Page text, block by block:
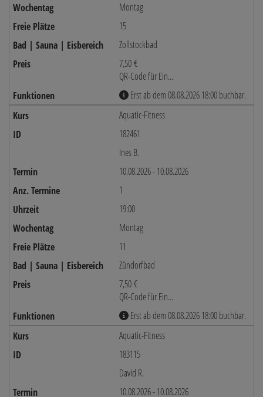
Montag
15
Zollstockbad
7,50 €
QR-Code für Ein...
Erst ab dem 08.08.2026 18:00 buchbar.
Aquatic-Fitness
182461
Ines B.
10.08.2026 - 10.08.2026
1
19:00
Montag
11
Zündorfbad
7,50 €
QR-Code für Ein...
Erst ab dem 08.08.2026 18:00 buchbar.
Aquatic-Fitness
183115
David R.
10.08.2026 - 10.08.2026